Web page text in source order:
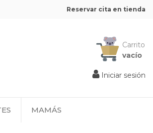
Reservar cita en tienda
Carrito
vacío
Iniciar sesión
MAMÁS